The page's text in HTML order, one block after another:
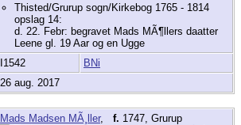
Thisted/Grurup sogn/Kirkebog 1765 - 1814
opslag 14:
d. 22. Febr: begravet Mads MÃ¶llers daatter
Leene gl. 19 Aar og en Ugge
I1542
BNi
26 aug. 2017
Mads Madsen MÃ¸ller, f. 1747, Grurup